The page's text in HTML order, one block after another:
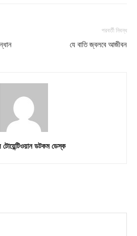
পরবর্তী নিবন্ধ
যে বাতি জ্বলবে আজীবন
টোয়েন্টিওয়ান ডটকম ডেস্ক